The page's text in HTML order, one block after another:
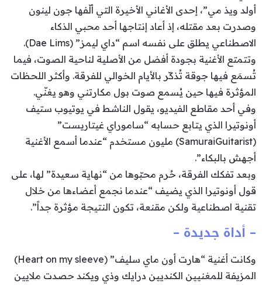
أولد ويذ مي”، إحدى الأغاني الأخيرة التي ألّفها جون لينون
وصدرت بعد مقتله، إذ أعاد إنتاجها أحد محبي الذكاء
الاصطناعي يطلق على نفسه اسم “داي ليمز” (Dae Lims).
وتتمتع الأغنية بجودة أفضل من الأصلية لناحية الصوت، فيما
تُسمَع فيها جوقة تُذكّر بالأيام الخوالي للفرقة. وأكثر اللحظات
المؤثرة فيها حين يُسمع صوت بول مكارتني وهو يغنّي.
وفي أحد مقاطع الفيديو، يقول الناشط في يوتيوب ستيف
أونوتيرا الذي يتابع حسابه “ساموراي غيتاريست”
(SamuraiGuitarist) مليون مستخدم “عندما أسمع الأغنية
أجهش بالبكاء”.
وبعد تفكك الفرقة، حُرم محبّوها من “نهاية سعيدة” لها، على
قول أونوتيرا الذي يضيف “عندما نجمع أعضاءها من خلال
تقنية اصطناعية ولكن مقنعة، تكون النتيجة مؤثرة جداً”.
– أداة جديدة –
وكانت أغنية “هارت أون ماي سليف” (Heart on my sleeve)
المزيفة للمغنيين الكنديين درايك وذي ويكند حصدت ملايين